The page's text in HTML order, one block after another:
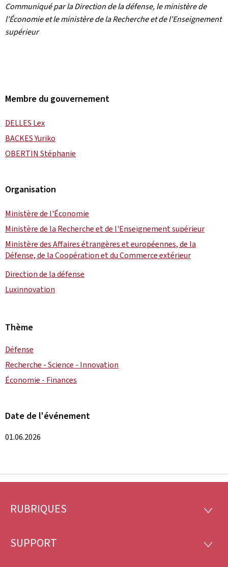
Communiqué par la Direction de la défense, le ministère de
l'Économie et le ministère de la Recherche et de l'Enseignement
supérieur
Membre du gouvernement
DELLES Lex
BACKES Yuriko
OBERTIN Stéphanie
Organisation
Ministère de l'Économie
Ministère de la Recherche et de l'Enseignement supérieur
Ministère des Affaires étrangères et européennes, de la
Défense, de la Coopération et du Commerce extérieur
Direction de la défense
Luxinnovation
Thème
Défense
Recherche - Science - Innovation
Économie - Finances
Date de l'événement
01.06.2026
Pied
page
RUBRIQUES
SUPPORT